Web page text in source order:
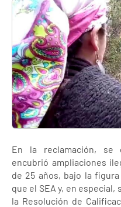
En la reclamación, se
encubrió ampliaciones
de 25 años, bajo la
que el SEA y, en
la Resolución de